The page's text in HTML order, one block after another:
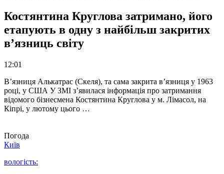
Костянтина Круглова затримано, його
етапують в одну з найбільш закритих
в’язниць світу
12:01
В’язниця Алькатрас (Скеля), та сама закрита в’язниця у 1963
році, у США У ЗМІ з’явилася інформація про затримання
відомого бізнесмена Костянтина Круглова у м. Лімасол, на
Кіпрі, у лютому цього …
Погода
Київ
вологість: